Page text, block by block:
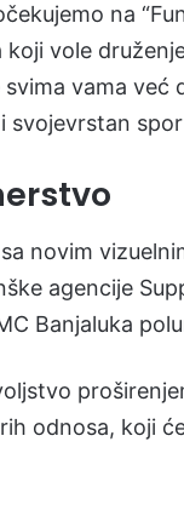
na
vole
vama već
svojevrstan
novim
agencije
Banjaluka
odnosa, koji